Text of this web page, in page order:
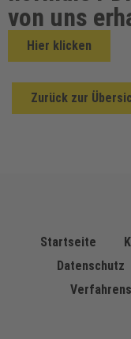
von uns
Hier klicken
Zurück zur
Startseite
Datenschutz